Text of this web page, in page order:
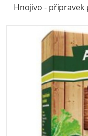
Hnojivo - přípravek